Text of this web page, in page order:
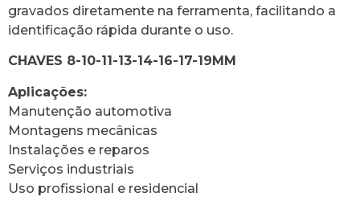
gravados diretamente na ferramenta, facilitando a
identificação rápida durante o uso.
CHAVES 8-10-11-13-14-16-17-19MM
Aplicações:
Manutenção automotiva
Montagens mecânicas
Instalações e reparos
Serviços industriais
Uso profissional e residencial